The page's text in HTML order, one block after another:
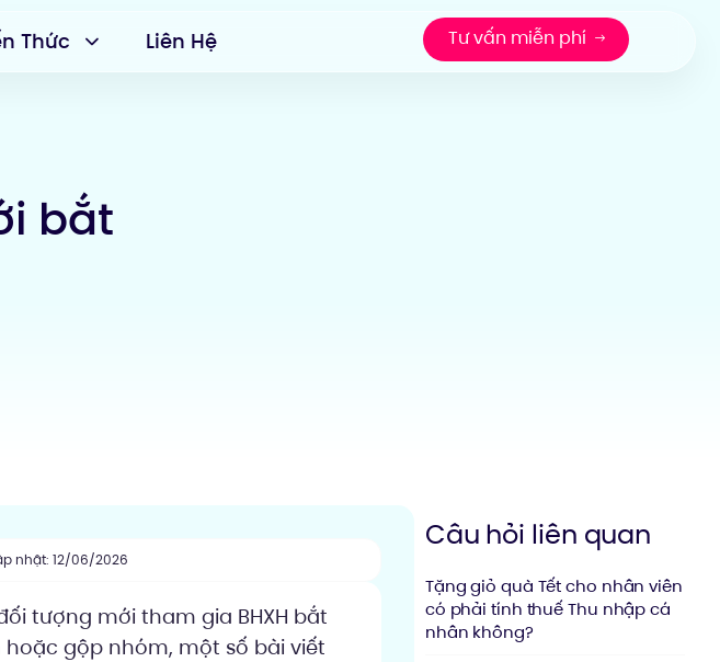
Thức Liên Hệ Tư vấn miễn phí
bắt
nhật: 12/06/2026
tượng mới tham gia BHXH bắt
gộp nhóm, một số bài viết
Câu hỏi liên quan
Tặng giỏ quà Tết cho nhân viên
có phải tính thuế Thu nhập cá
nhân không?